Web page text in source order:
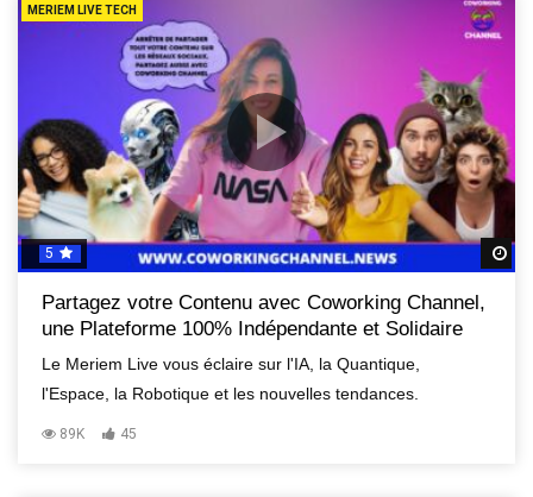
MERIEM LIVE TECH
5
Partagez votre Contenu avec Coworking Channel,
une Plateforme 100% Indépendante et Solidaire
Le Meriem Live vous éclaire sur l'IA, la Quantique,
l'Espace, la Robotique et les nouvelles tendances.
89K 45